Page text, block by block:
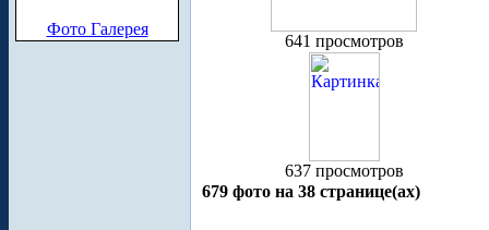
Фото Галерея
641 просмотров
637 просмотров
679 фото на 38 странице(ах)